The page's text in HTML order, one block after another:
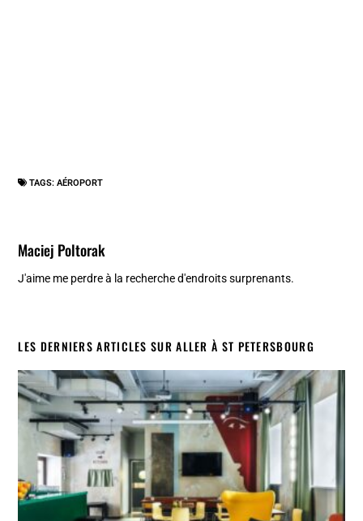
TAGS:AÉROPORT
Maciej Poltorak
J'aime me perdre à la recherche d'endroits surprenants.
LES DERNIERS ARTICLES SUR ALLER À ST PETERSBOURG